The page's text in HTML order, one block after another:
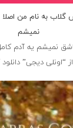
گلاب به نام من
نمیشم
نمیشم یه آدم
از “اونلی دیجی”